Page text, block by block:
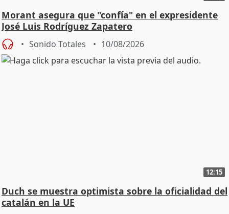
Morant asegura que "confía" en el expresidente
José Luis Rodríguez Zapatero
Sonido Totales 10/08/2026
12:15
Duch se muestra optimista sobre la oficialidad del
catalán en la UE